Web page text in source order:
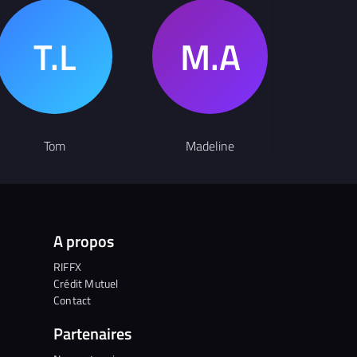
Tom Madeline
A propos
RIFFX
Crédit Mutuel
Contact
Partenaires